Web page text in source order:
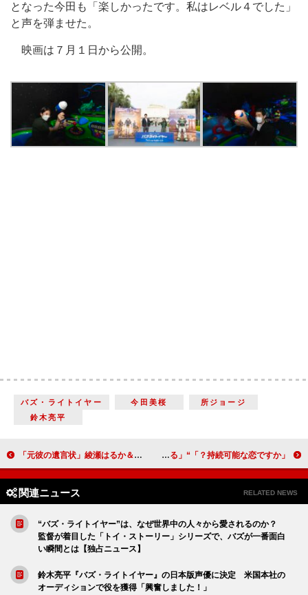
となった今田も「楽しかったです。私はレベル４でした」
と声を弾ませた。
映画は７月１日から公開。
バズ・ライトイヤー 今田美桜
所ジョージ
鈴木亮平
「元彼の遺言状」綾瀬はるか＆大泉洋コンビに「続編希望」の声 「元彼の“栄治”生田斗真が本当に死んでいるのかが気になる」 「持続可能な恋ですか？」“颯”磯村勇斗のタイトル回収に反響 林太郎“松重豊”の「『結婚とは永遠に続く愛情へのむちゃな挑戦』が深過ぎる」
関連ニュース RELATED NEWS
“バズ・ライトイヤー”は、なぜ世界中の人々から愛されるのか？
監督が着目した「トイ・ストーリー」シリーズで、バズが一番面白
い瞬間とは【独占ニュース】
鈴木亮平『バズ・ライトイヤー』の日本版声優に決定 米国本社の
オーディションで役を獲得「興奮しました！」